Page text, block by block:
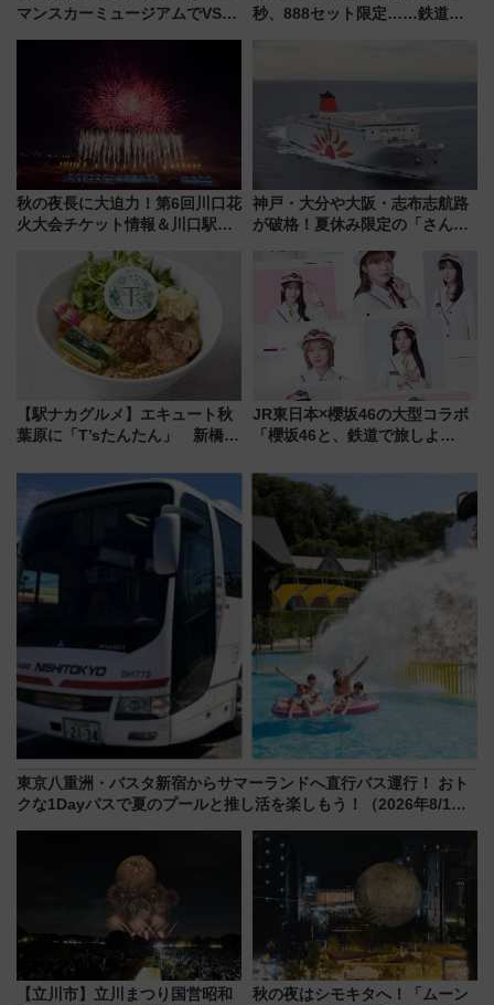
マンスカーミュージアムでVSE
秒、888セット限定……鉄道各
秋の夜長に大迫力！第6回川口花
火大会チケット情報＆川口駅か
神戸・大分や大阪・志布志航路
が破格！夏休み限定の「さんふ
ート 夕朝食ビュッフェ付きで
快適な船旅はいかが？
【駅ナカグルメ】エキュート秋
葉原に「T’sたんたん」 新橋に
饅」、オムライス専門店「肉と
たまご」新グルメ続々登場！
【2026年8月】
JR東日本×櫻坂46の大型コラボ
「櫻坂46と、鉄道で旅しよ
潟・長野・庄内へ
東京八重洲・バスタ新宿からサマーランドへ直行バス運行！ おト
クな1Dayパスで夏のプールと推し活を楽しもう！（2026年8/1～
【立川市】立川まつり国営昭和
秋の夜はシモキタへ！「ムーン